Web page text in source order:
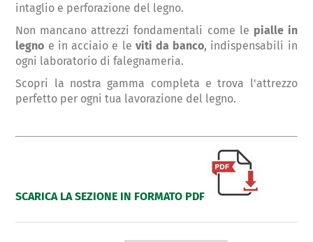
intaglio e perforazione del legno.
Non mancano attrezzi fondamentali come le pialle in
legno e in acciaio e le viti da banco, indispensabili in
ogni laboratorio di falegnameria.
Scopri la nostra gamma completa e trova l'attrezzo
perfetto per ogni tua lavorazione del legno.
SCARICA LA SEZIONE IN FORMATO PDF